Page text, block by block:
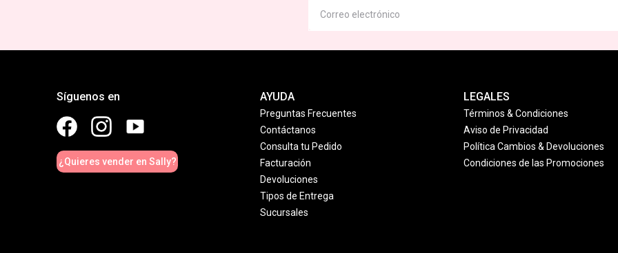
Síguenos en
¿Quieres vender en Sally?
AYUDA
Preguntas Frecuentes
Contáctanos
Consulta tu Pedido
Facturación
Devoluciones
Tipos de Entrega
Sucursales
LEGALES
Términos & Condiciones
Aviso de Privacidad
Política Cambios & Devoluciones
Condiciones de las Promociones